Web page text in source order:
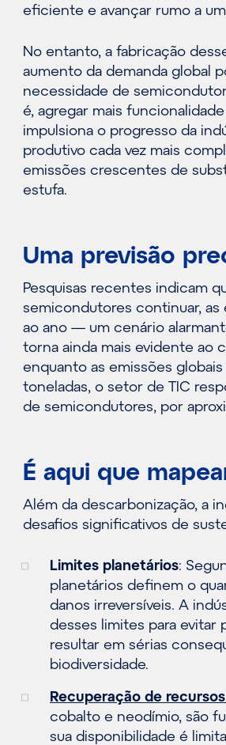
eficiente e avançar rumo a
No entanto, a fabricação
aumento da demanda global
necessidade de
é, agregar mais
impulsiona o progresso da
produtivo cada vez mais
emissões crescentes de
estufa.
Uma previsão
Pesquisas recentes indicam
semicondutores continuar,
ao ano — um cenário
torna ainda mais evidente ao
enquanto as emissões
toneladas, o setor de TIC
de semicondutores, por
É aqui que
Além da descarbonização, a
desafios significativos de
Limites planetários:
planetários definem o
danos irreversíveis. A
desses limites para
resultar em sérias
biodiversidade.
Recuperação de
cobalto e neodímio, são
sua disponibilidade é